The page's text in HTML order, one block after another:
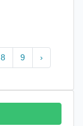
8 9 ›